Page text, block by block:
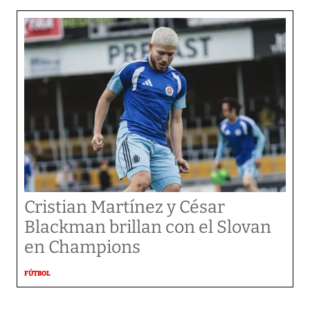
Cristian Martínez y César
Blackman brillan con el Slovan
en Champions
FÚTBOL